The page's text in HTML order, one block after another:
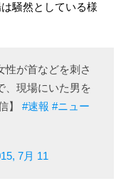
騒然としている様
性が首などを刺さ
、現場にいた男を
】 #速報 #ニュー
7月 11